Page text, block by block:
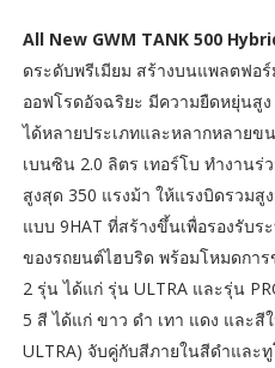
All New GWM TANK 500
ดระดับพรีเมียม สร้างบนแพลตฟอ
ออฟโรดอัจฉริยะ มีความยืดหยุ่นสู
ได้หลายประเภทและหลากหลายข
เบนซิน 2.0 ลิตร เทอร์โบ ทำงานร่
สูงสุด 350 แรงม้า ให้แรงบิดรวมสู
แบบ 9HAT ที่สร้างขึ้นเพื่อรองรับ
ของรถยนต์ไฮบริด พร้อมโหมดกา
2 รุ่น ได้แก่ รุ่น ULTRA และรุ่น
5 สี ได้แก่ ขาว ดำ เทา แดง และสี
ULTRA) จับคู่กับสีภายในสีดำและ